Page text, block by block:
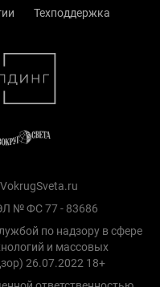
Техподдержка
№ ФС 77 - 83686
по надзору в сфере
и массовых
26.07.2022 18+